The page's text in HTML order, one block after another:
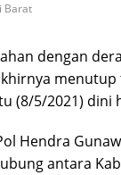
Barat
dengan
(8/5/2021) dini
Hendra
antara